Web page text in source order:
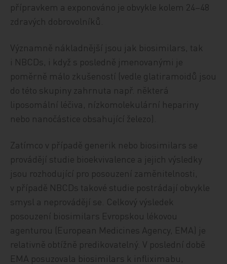
přípravkem a exponováno je obvykle kolem 24–48
zdravých dobrovolníků.
Významně nákladnější jsou jak biosimilars, tak
i NBCDs, i když s posledně jmenovanými je
poměrně málo zkušeností (vedle glatiramoidů jsou
do této skupiny zahrnuta např. některá
liposomální léčiva, nízkomolekulární hepariny
nebo nanočástice obsahující železo).
Zatímco v případě generik nebo biosimilars se
provádějí studie bioekvivalence a jejich výsledky
jsou rozhodující pro posouzení zaměnitelnosti,
v případě NBCDs takové studie postrádají obvykle
smysl a neprovádějí se. Celkový výsledek
posouzení biosimilars Evropskou lékovou
agenturou (European Medicines Agency, EMA) je
relativně obtížně predikovatelný. V poslední době
EMA posuzovala biosimilars k infliximabu,